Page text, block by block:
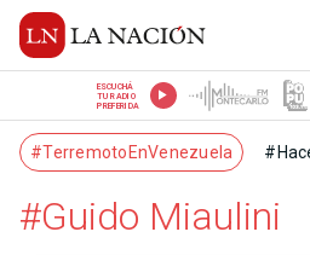
ESCUCHÁ
TU RADIO
PREFERIDA
#TerremotoEnVenezuela
#Guido Miaulini